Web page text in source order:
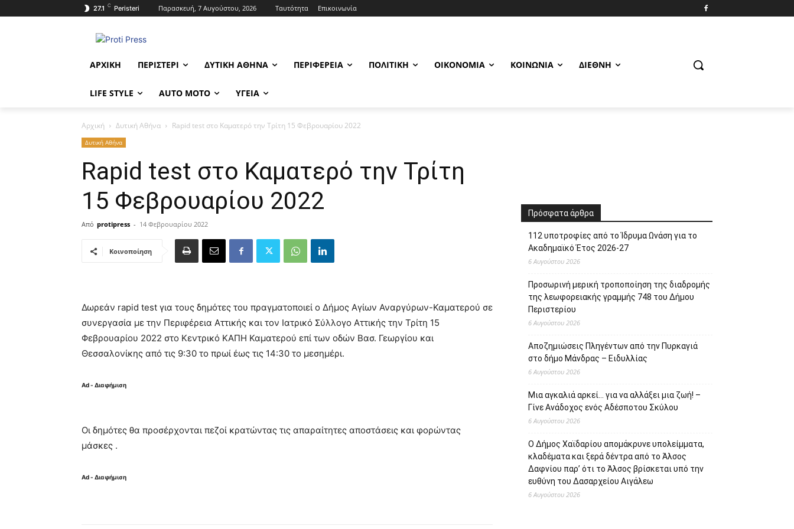
27.1 C Peristeri Παρασκευή, 7 Αυγούστου, 2026 Ταυτότητα Επικοινωνία
ΑΡΧΙΚΉ ΠΕΡΙΣΤΈΡΙ ΔΥΤΙΚΉ ΑΘΉΝΑ ΠΕΡΙΦΈΡΕΙΑ ΠΟΛΙΤΙΚΉ ΟΙΚΟΝΟΜΊΑ ΚΟΙΝΩΝΊΑ ΔΙΕΘΝΉ
LIFE STYLE AUTO MOTO ΥΓΕΊΑ
Αρχική Δυτική Αθήνα Rapid test στο Καματερό την Τρίτη 15 Φεβρουαρίου 2022
Δυτική Αθήνα
Rapid test στο Καματερό την Τρίτη
15 Φεβρουαρίου 2022
Από protipress - 14 Φεβρουαρίου 2022
Κοινοποίηση
Δωρεάν rapid test για τους δημότες του πραγματοποιεί ο Δήμος Αγίων Αναργύρων-Καματερού σε
συνεργασία με την Περιφέρεια Αττικής και τον Ιατρικό Σύλλογο Αττικής την Τρίτη 15
Φεβρουαρίου 2022 στο Κεντρικό ΚΑΠΗ Καματερού επί των οδών Βασ. Γεωργίου και
Θεσσαλονίκης από τις 9:30 το πρωί έως τις 14:30 το μεσημέρι.
Ad - Διαφήμιση
Οι δημότες θα προσέρχονται πεζοί κρατώντας τις απαραίτητες αποστάσεις και φορώντας
μάσκες .
Ad - Διαφήμιση
Πρόσφατα άρθρα
112 υποτροφίες από το Ίδρυμα Ωνάση για το
Ακαδημαϊκό Έτος 2026-27
6 Αυγούστου 2026
Προσωρινή μερική τροποποίηση της διαδρομής
της λεωφορειακής γραμμής 748 του Δήμου
Περιστερίου
6 Αυγούστου 2026
Αποζημιώσεις Πληγέντων από την Πυρκαγιά
στο δήμο Μάνδρας – Ειδυλλίας
6 Αυγούστου 2026
Μια αγκαλιά αρκεί… για να αλλάξει μια ζωή! –
Γίνε Ανάδοχος ενός Αδέσποτου Σκύλου
6 Αυγούστου 2026
Ο Δήμος Χαϊδαρίου απομάκρυνε υπολείμματα,
κλαδέματα και ξερά δέντρα από το Άλσος
Δαφνίου παρ’ ότι το Άλσος βρίσκεται υπό την
ευθύνη του Δασαρχείου Αιγάλεω
6 Αυγούστου 2026